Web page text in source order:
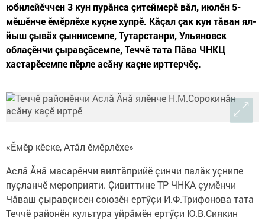
юбилейӗччен 3 кун пурăнса çитеймерӗ вăл, июлӗн 5-
мӗшӗнче ӗмӗрлӗхе куçне хупрӗ. Кăçал çак кун тăван ял-
йыш çывăх çыннисемпе, Тутарстанри, Ульяновск
облаçӗнчи çыравçăсемпе, Теччӗ тата Пăва ЧНКЦ
хастарӗсемпе пӗрле асăну каçне ирттерчӗç.
«Ӗмӗр кӗске, Атăл ӗмӗрлӗхе»
Аслă Ăнă масарӗнчи вилтăприйӗ çинчи палăк уçнипе
пуçланчӗ мероприяти. Çивиттине ТР ЧНКА çумӗнчи
Чăваш çыравçисен союзӗн ертӳçи И.Ф.Трифонова тата
Теччӗ районӗн культура уйрăмӗн ертӳçи Ю.В.Сиякин